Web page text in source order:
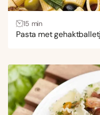
15 min
Pasta met